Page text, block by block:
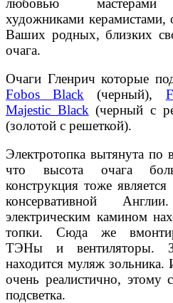
художниками керамистами,
Ваших родных, близких
очага.
Очаги Гленрич которые
Fobos Black (черный),
Majestic Black (черный с
(золотой с решеткой).
Электротопка вытянута по
что высота очага
конструкция тоже
консервативной
электрическим камином
топки. Сюда же
ТЭНы и вентиляторы.
находится муляж зольника.
очень реалистично, этому
подсветка.